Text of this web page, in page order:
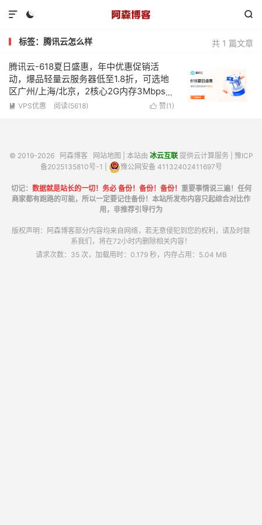
 

共 1 篇文章
标签：腾讯云怎么样
腾讯云-618夏日盛惠，年中优惠促销活
动，爆品轻量云服务器低至1.8折，可选地
区广州/上海/北京，2核心2G内存3Mbps带
宽低至95元/年
 赞(1 )
 VPS优惠 阅读(5618)
© 2019-2026 阿森博客 网站地图 | 本站由 冰云互联提供云计算服务 | 豫ICP
备2025135810号-1
豫公网安备 41132402411697号
切记： 数据就是站长的一切！务必 备份！备份！备份！ 重要事情说三遍！任何
商家都有跑路的可能，所以一定要记住备份！本站所发布内容只起综合对比作
用，非推荐引导行为
版权声明：阿森博客部分内容均来自网络，若无意侵犯到您的权利，请及时联
系我们，将在72小时内删除相关内容！
请求次数：35 次，加载用时：0.179 秒，内存占用：5.04 MB